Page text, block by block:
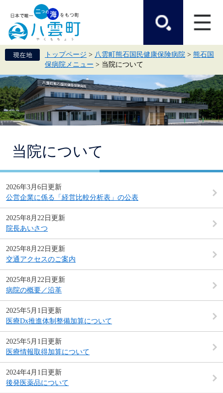
頭
で
飛
ば
て
本
文
へ
トップページ > 八雲町熊石国民健康保険病院 > 熊石国
保病院メニュー > 当院について
当院について
2026年3月6日更新
公営企業に係る「経営比較分析表」の公表
2025年8月22日更新
院長あいさつ
2025年8月22日更新
交通アクセスのご案内
2025年8月22日更新
病院の概要／沿革
2025年5月1日更新
医療Dx推進体制整備加算について
2025年5月1日更新
医療情報取得加算について
2024年4月1日更新
後発医薬品について